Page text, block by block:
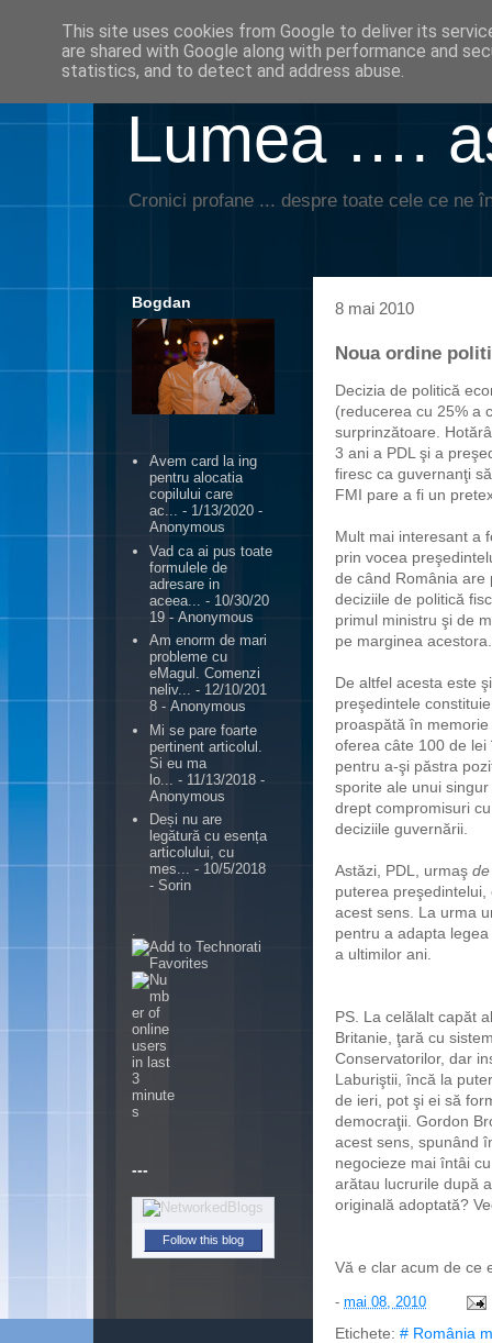
Lumea ….
Cronici profane ... despre toate cele ce ne
8 mai 2010
Noua ordine
Decizia de politică
(reducerea cu 25% a
surprinzătoare.
3 ani a PDL şi a
firesc ca guvernanţi
FMI pare a fi un
Mult mai interesant a
prin vocea
de când România are
deciziile de politică
primul ministru şi de
pe marginea acestora.
De altfel acesta este
preşedintele
proaspătă în
oferea câte 100 de
pentru a-şi păstra
sporite ale unui
drept compromisuri
deciziile guvernării.
Astăzi, PDL, urmaş
puterea
acest sens. La urma
pentru a adapta
a ultimilor ani.
PS. La celălalt capăt
Britanie, ţară cu
Conservatorilor, dar
Laburiştii, încă la
de ieri, pot şi ei să
democraţii. Gordon
acest sens, spunând
negocieze mai întâi
arătau lucrurile după
originală adoptată?
Vă e clar acum de ce
- mai 08, 2010
Etichete: # România
Bogdan
Avem card la ing
pentru alocatia
copilului care
ac... - 1/13/2020 -
Anonymous
Vad ca ai pus toate
formulele de
adresare in
aceea...
- 10/30/20
19 - Anonymous
Am enorm de mari
probleme cu
eMagul. Comenzi
neliv... - 12/10/201
8 - Anonymous
Mi se pare foarte
pertinent articolul.
Si eu ma
lo...
- 11/13/2018 -
Anonymous
Deși nu are
legătură cu esența
articolului, cu
mes... - 10/5/2018
- Sorin
---
Follow this blog
This site uses cookies from Google to deliver its
are shared with Google along with performance and
statistics, and to detect and address abuse.